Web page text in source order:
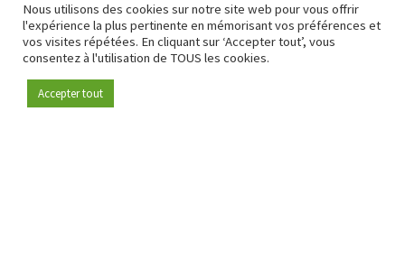
Devenez membre
Nous utilisons des cookies sur notre site web pour vous offrir
l'expérience la plus pertinente en mémorisant vos préférences et
vos visites répétées. En cliquant sur ‘Accepter tout’, vous
consentez à l'utilisation de TOUS les cookies.
Accepter tout